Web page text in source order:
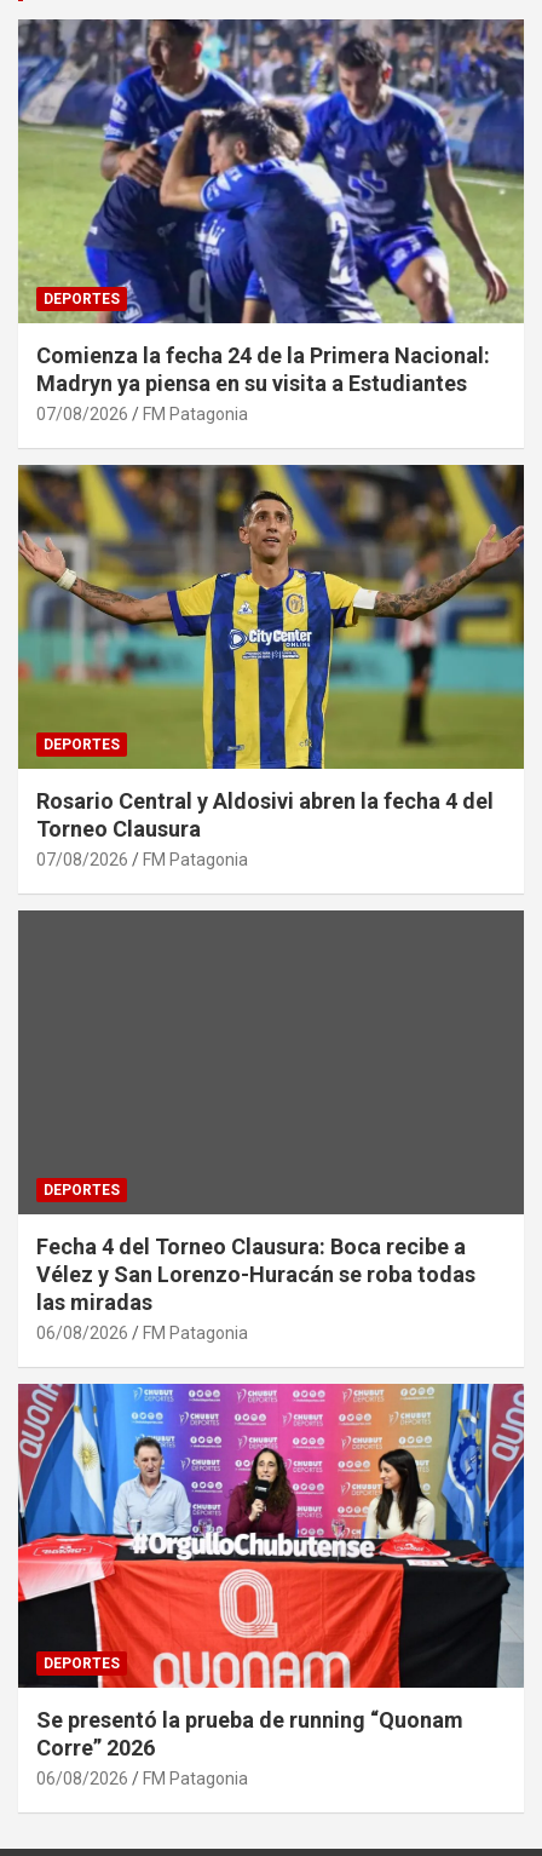
DEPORTES
Comienza la fecha 24 de la Primera Nacional:
Madryn ya piensa en su visita a Estudiantes
07/08/2026 FM Patagonia
DEPORTES
Rosario Central y Aldosivi abren la fecha 4 del
Torneo Clausura
07/08/2026 FM Patagonia
DEPORTES
Fecha 4 del Torneo Clausura: Boca recibe a
Vélez y San Lorenzo-Huracán se roba todas
las miradas
06/08/2026 FM Patagonia
DEPORTES
Se presentó la prueba de running “Quonam
Corre” 2026
06/08/2026 FM Patagonia